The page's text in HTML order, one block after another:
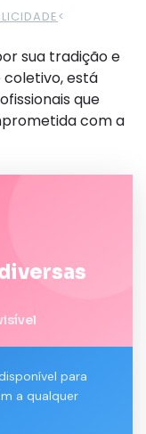
<
sua tradição e
está
que
com a
para
a qualquer